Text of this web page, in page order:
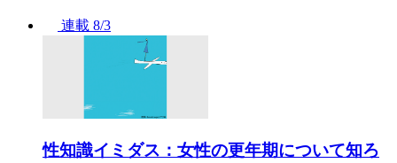
連載 8/3
性知識イミダス：女性の更年期について知ろ